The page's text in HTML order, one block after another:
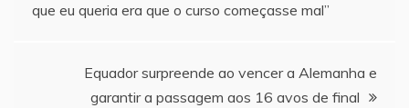
de
que eu queria era que o curso começasse mal”
Equador surpreende ao vencer a Alemanha e
garantir a passagem aos 16 avos de final